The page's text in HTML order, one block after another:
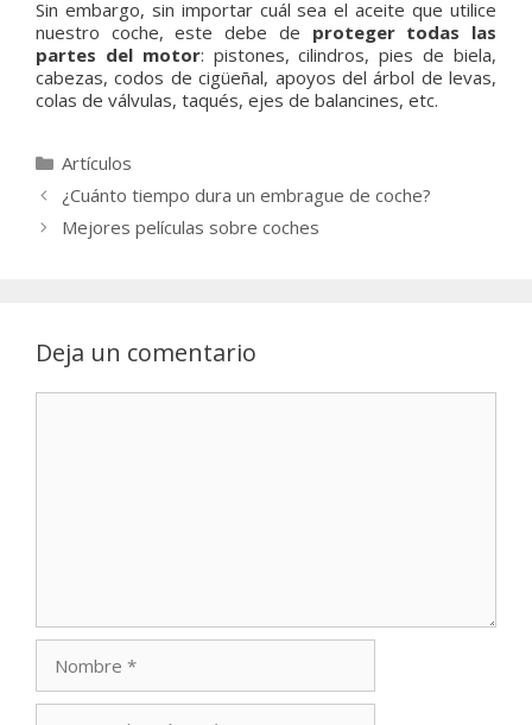
Sin embargo, sin importar cuál sea el aceite que utilice
nuestro coche, este debe de proteger todas las
partes del motor: pistones, cilindros, pies de biela,
cabezas, codos de cigüeñal, apoyos del árbol de levas,
colas de válvulas, taqués, ejes de balancines, etc.
Categorías
Artículos
¿Cuánto tiempo dura un embrague de coche?
Mejores películas sobre coches
Deja un comentario